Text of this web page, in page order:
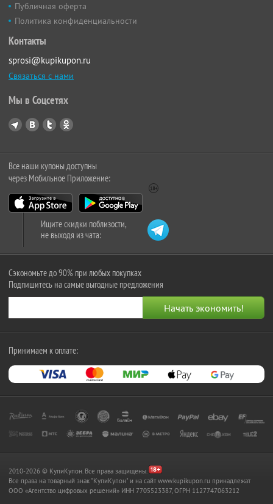
Публичная оферта
Политика конфиденциальности
Контакты
sprosi@kupikupon.ru
Связаться с нами
Мы в Соцсетях
Все наши купоны доступны
через Мобильное Приложение:
Ищите скидки поблизости,
не выходя из чата:
Сэкономьте до 90% при любых покупках
Подпишитесь на самые выгодные предложения
Принимаем к оплате:
2010-2026 © КупиКупон. Все права защищены.
Все права на товарный знак "КупиКупон" и на сайт www.kupikupon.ru принадлежат
OOO «Агентство цифровых решений» ИНН 7705523387, ОГРН 1127747063212